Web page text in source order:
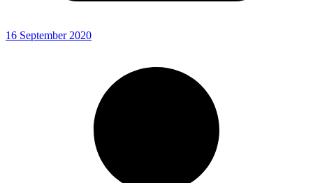
16 September 2020